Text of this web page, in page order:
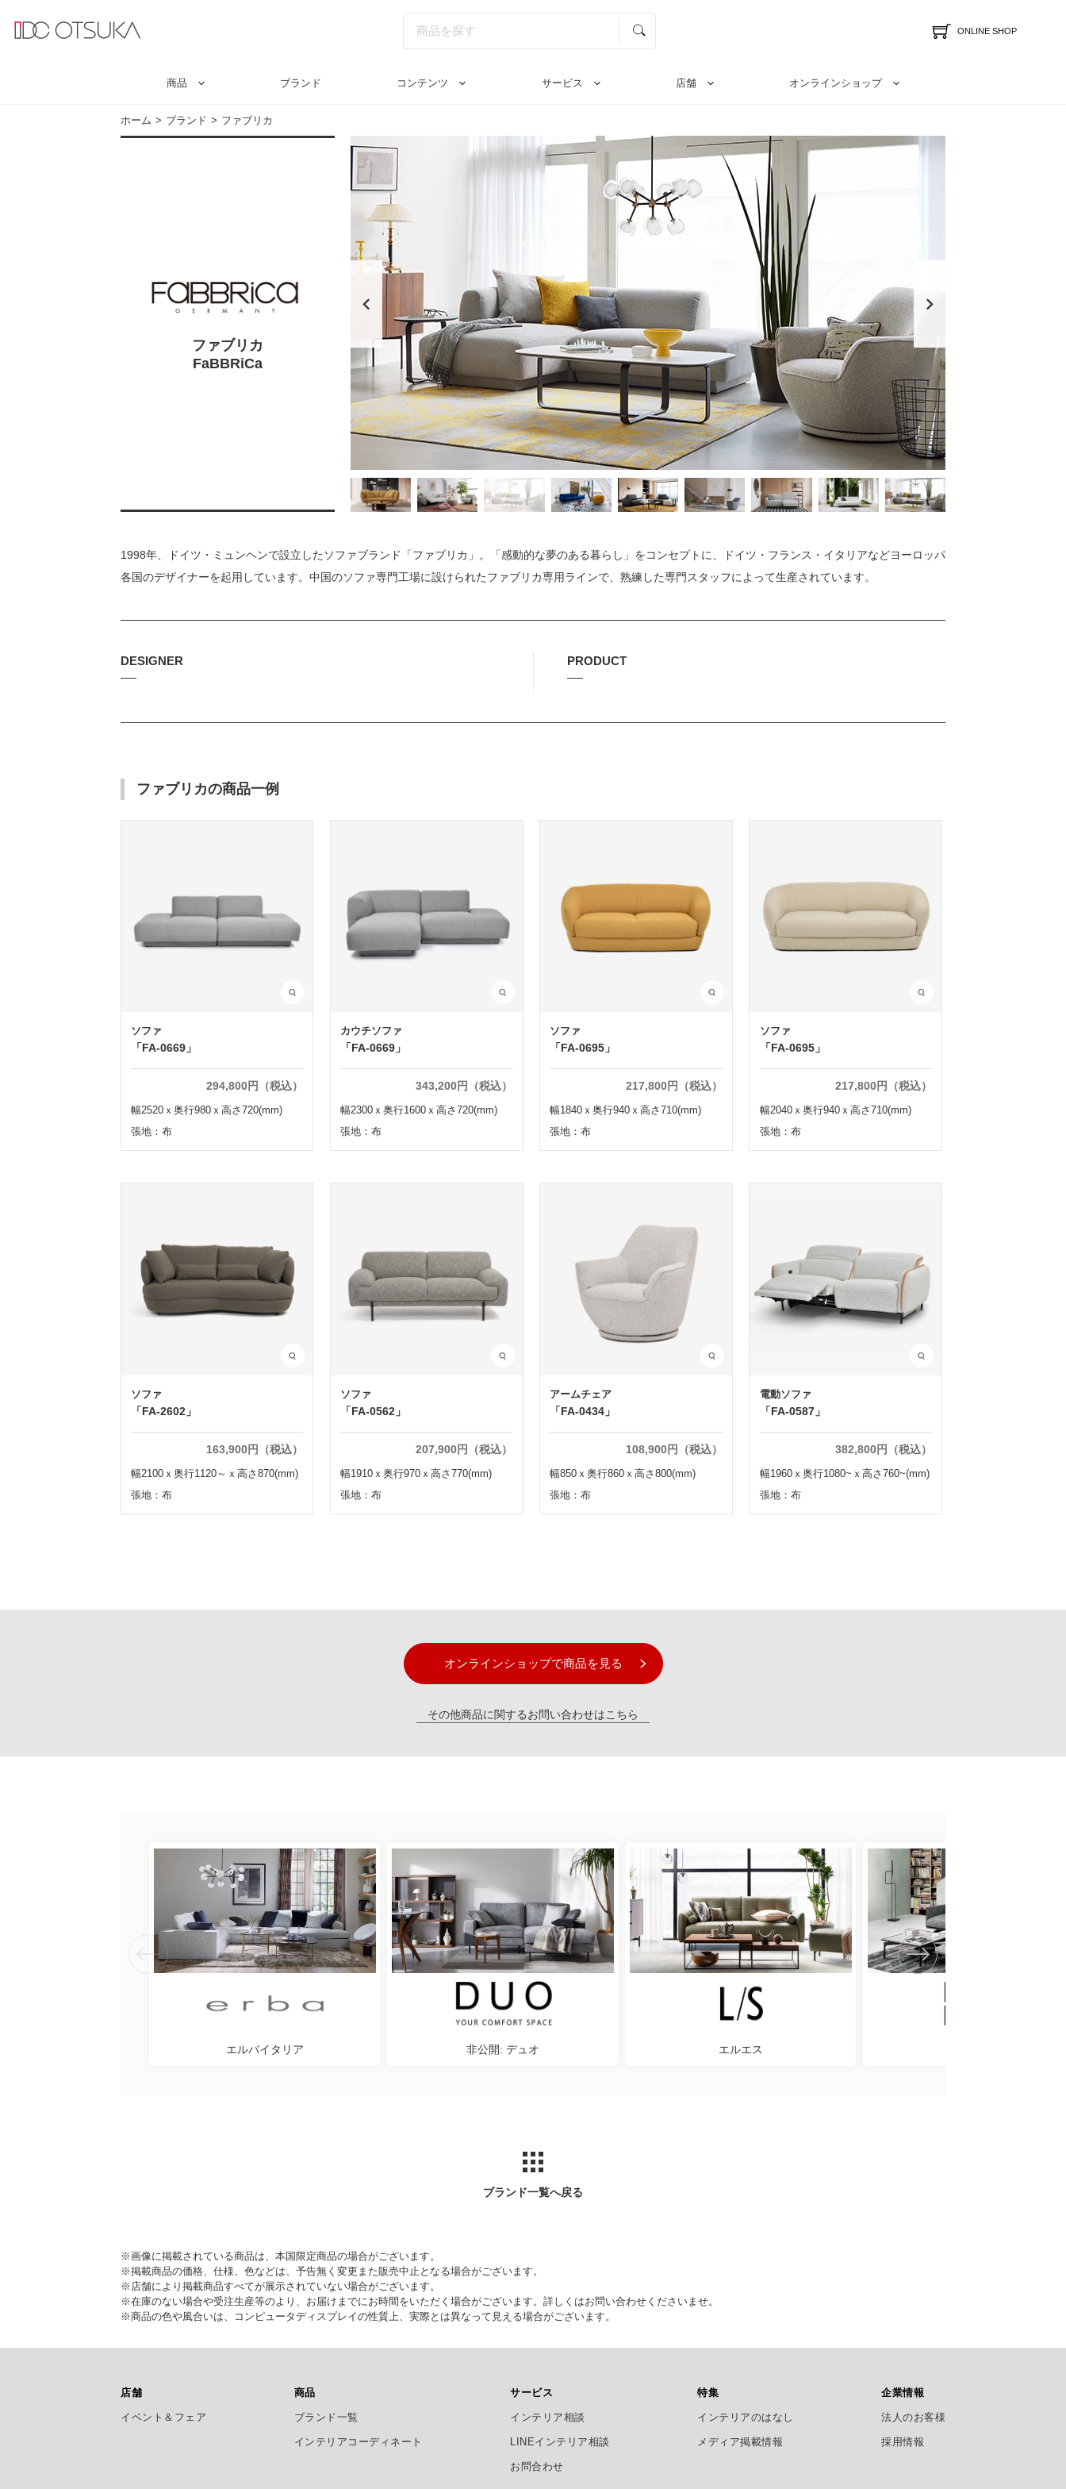
ONLINE SHOP
商品 ブランド コンテンツ サービス 店舗 オンラインショップ
ホーム ブランド ファブリカ
ファブリカ
FaBBRiCa
1998年、ドイツ・ミュンヘンで設立したソファブランド「ファブリカ」。「感動的な夢のある暮らし」をコンセプトに、ドイツ・フランス・イタリアなどヨーロッパ
各国のデザイナーを起用しています。中国のソファ専門工場に設けられたファブリカ専用ラインで、熟練した専門スタッフによって生産されています。
DESIGNER PRODUCT
ファブリカの商品一例
ソファ
「FA-0669」
294,800円（税込）
幅2520ｘ奥行980ｘ高さ720(mm)
張地：布
カウチソファ
「FA-0669」
343,200円（税込）
幅2300ｘ奥行1600ｘ高さ720(mm)
張地：布
ソファ
「FA-0695」
217,800円（税込）
幅1840ｘ奥行940ｘ高さ710(mm)
張地：布
ソファ
「FA-0695」
217,800円（税込）
幅2040ｘ奥行940ｘ高さ710(mm)
張地：布
ソファ
「FA-2602」
163,900円（税込）
幅2100ｘ奥行1120～ｘ高さ870(mm)
張地：布
ソファ
「FA-0562」
207,900円（税込）
幅1910ｘ奥行970ｘ高さ770(mm)
張地：布
アームチェア
「FA-0434」
108,900円（税込）
幅850ｘ奥行860ｘ高さ800(mm)
張地：布
電動ソファ
「FA-0587」
382,800円（税込）
幅1960ｘ奥行1080~ｘ高さ760~(mm)
張地：布
オンラインショップで商品を見る
その他商品に関するお問い合わせはこちら
エルバイタリア 非公開: デュオ エルエス
ブランド一覧へ戻る
※画像に掲載されている商品は、本国限定商品の場合がございます。
※掲載商品の価格、仕様、色などは、予告無く変更また販売中止となる場合がございます。
※店舗により掲載商品すべてが展示されていない場合がございます。
※在庫のない場合や受注生産等のより、お届けまでにお時間をいただく場合がございます。詳しくはお問い合わせくださいませ。
※商品の色や風合いは、コンピュータディスプレイの性質上、実際とは異なって見える場合がございます。
店舗
イベント＆フェア
商品
ブランド一覧
インテリアコーディネート
サービス
インテリア相談
LINEインテリア相談
お問合わせ
特集
インテリアのはなし
メディア掲載情報
企業情報
法人のお客様
採用情報